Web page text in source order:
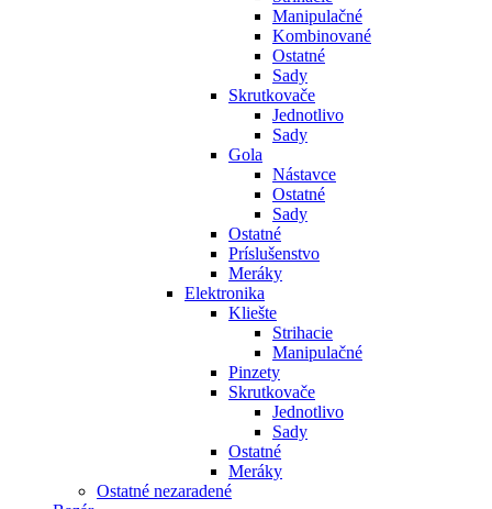
Manipulačné
Kombinované
Ostatné
Sady
Skrutkovače
Jednotlivo
Sady
Gola
Nástavce
Ostatné
Sady
Ostatné
Príslušenstvo
Meráky
Elektronika
Kliešte
Strihacie
Manipulačné
Pinzety
Skrutkovače
Jednotlivo
Sady
Ostatné
Meráky
Ostatné nezaradené